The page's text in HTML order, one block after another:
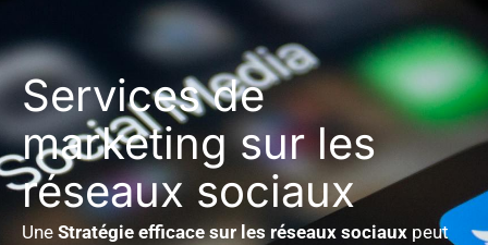
Services de
marketing sur les
réseaux sociaux
Une Stratégie efficace sur les réseaux sociaux peut